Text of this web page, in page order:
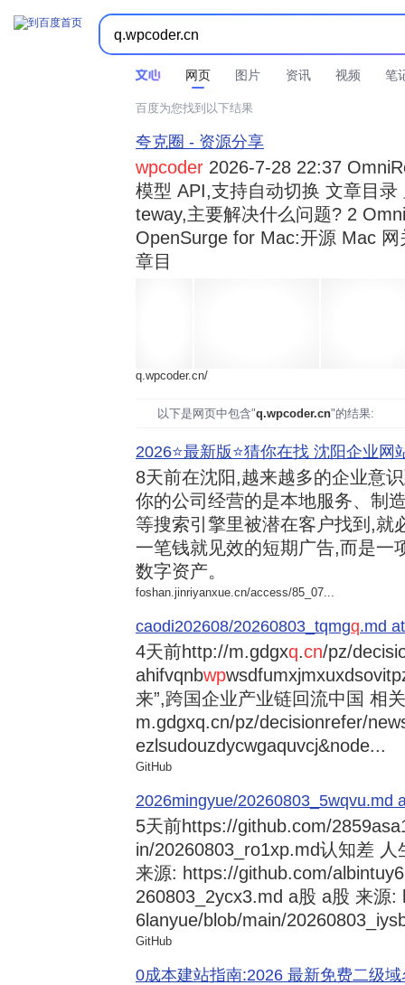
网页 图片 资讯 视频 笔
时间不限  所有网页和文件  站点内检索 
百度为您找到以下结果
夸克圈 - 资源分享
wpcoder 2026-7-28 22:37
模型 API,支持自动切换 文章目
teway,主要解决什么问题? 2
OpenSurge for Mac:开源 Mac
章目
q.wpcoder.cn/
以下是网页中包含"q.wpcoder.cn"的结果:
2026⭐️最新版⭐️猜你在找 沈阳企业网
8天前在沈阳,越来越多的企业意
你的公司经营的是本地服务、制
等搜索引擎里被潜在客户找到,就
一笔钱就见效的短期广告,而是一
数字资产。
foshan.jinriyanxue.cn/access/85_07...
caodi202608/20260803_tqmgq.md
4天前http://m.gdgxq.cn/pz/
ahifvqnbwp
来”,跨国企业产业链回流中国 相
m.gdgxq.cn/pz/decisionrefer/
ezlsudouzdycwgaquvcj&node...
GitHub
2026mingyue/20260803_5wqvu.md
5天前https://github.com/
in/20260803_ro1xp.md认知差
来源: https://github.com/
260803_2ycx3.md a股 a股 来源
6lanyue/blob/main/
GitHub
0成本建站指南:2026 最新免费二级